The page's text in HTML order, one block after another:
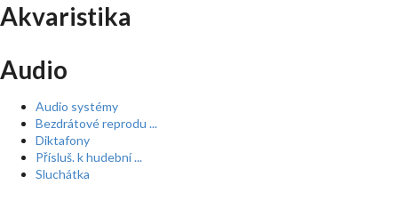
Akvaristika
Audio
Audio systémy
Bezdrátové reprodu ...
Diktafony
Přísluš. k hudební ...
Sluchátka